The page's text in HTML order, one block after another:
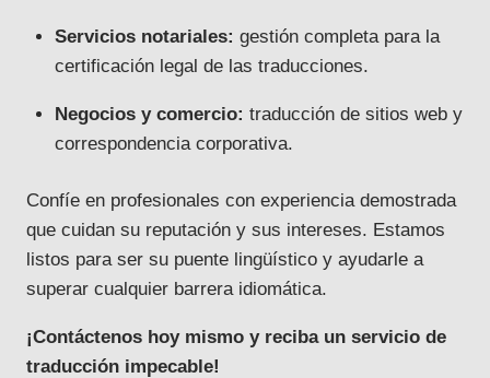
Servicios notariales: gestión completa para la
certificación legal de las traducciones.
Negocios y comercio: traducción de sitios web y
correspondencia corporativa.
Confíe en profesionales con experiencia demostrada
que cuidan su reputación y sus intereses. Estamos
listos para ser su puente lingüístico y ayudarle a
superar cualquier barrera idiomática.
¡Contáctenos hoy mismo y reciba un servicio de
traducción impecable!